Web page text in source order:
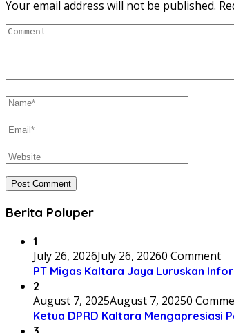
Your email address will not be published.
Berita Poluper
1
July 26, 2026July 26, 20260 Comment
PT Migas Kaltara Jaya Luruskan
2
August 7, 2025August 7, 20250
Ketua DPRD Kaltara Mengapresiasi